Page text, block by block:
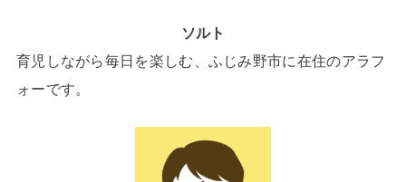
ソルト
育児しながら毎日を楽しむ、ふじみ野市に在住のアラフ
ォーです。